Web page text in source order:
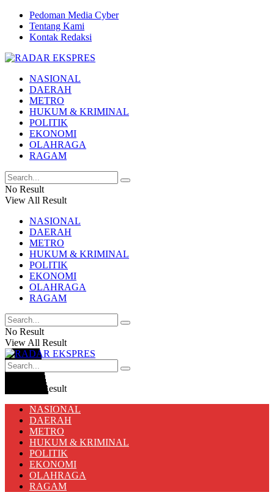
Pedoman Media Cyber
Tentang Kami
Kontak Redaksi
NASIONAL
DAERAH
METRO
HUKUM & KRIMINAL
POLITIK
EKONOMI
OLAHRAGA
RAGAM
No Result
View All Result
NASIONAL
DAERAH
METRO
HUKUM & KRIMINAL
POLITIK
EKONOMI
OLAHRAGA
RAGAM
No Result
View All Result
View All Result
NASIONAL
DAERAH
METRO
HUKUM & KRIMINAL
POLITIK
EKONOMI
OLAHRAGA
RAGAM